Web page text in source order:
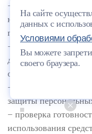
− организация
носителей,
персональными
− определение угроз
данных при их
основе моделей угроз;
− разработка на
защиты
− проверка
использования
На сайте
данных с
Условиями
Вы можете
своего браузера.